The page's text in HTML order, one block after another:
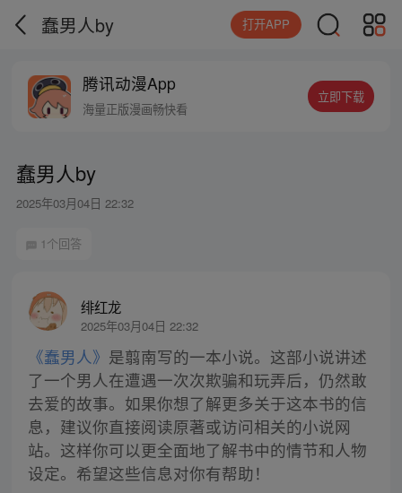
蠢男人by 打开APP
腾讯动漫App
海量正版漫画畅快看
立即下载
蠢男人by
2025年03月04日 22:32
1个回答
绯红龙
2025年03月04日 22:32
《蠢男人》 是翦南写的一本小说。这部小说讲述
了一个男人在遭遇一次次欺骗和玩弄后，仍然敢
去爱的故事。如果你想了解更多关于这本书的信
息，建议你直接阅读原著或访问相关的小说网
站。这样你可以更全面地了解书中的情节和人物
设定。希望这些信息对你有帮助！